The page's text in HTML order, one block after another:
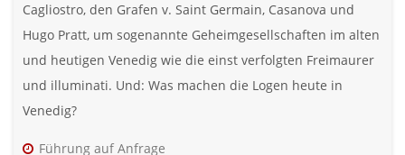
Cagliostro, den Grafen v. Saint Germain, Casanova und
Hugo Pratt, um sogenannte Geheimgesellschaften im alten
und heutigen Venedig wie die einst verfolgten Freimaurer
und illuminati. Und: Was machen die Logen heute in
Venedig?
Führung auf Anfrage